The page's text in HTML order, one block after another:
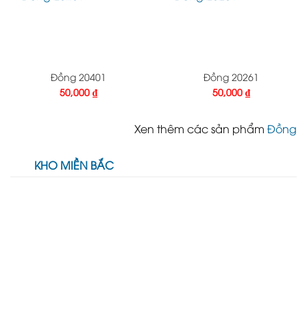
Đồng 20401
50,000 ₫
Đồng 20261
50,000 ₫
Xen thêm các sản phẩm Đồng
KHO MIỀN BẮC